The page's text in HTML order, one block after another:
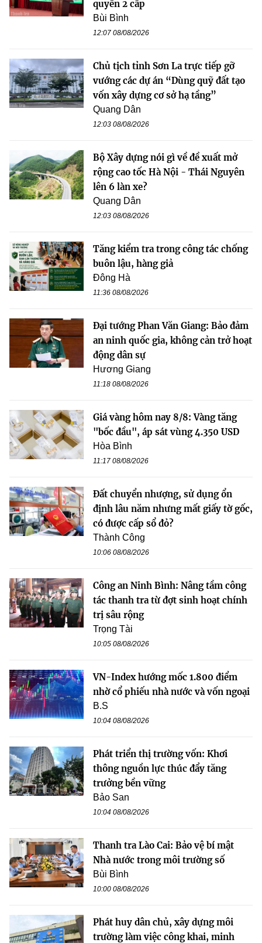
quyền 2 cấp
Bùi Bình
12:07 08/08/2026
Chủ tịch tỉnh Sơn La trực tiếp gỡ
vướng các dự án “Dùng quỹ đất tạo
vốn xây dựng cơ sở hạ tầng”
Quang Dân
12:03 08/08/2026
Bộ Xây dựng nói gì về đề xuất mở
rộng cao tốc Hà Nội - Thái Nguyên
lên 6 làn xe?
Quang Dân
12:03 08/08/2026
Tăng kiểm tra trong công tác chống
buôn lậu, hàng giả
Đông Hà
11:36 08/08/2026
Đại tướng Phan Văn Giang: Bảo đảm
an ninh quốc gia, không cản trở hoạt
động dân sự
Hương Giang
11:18 08/08/2026
Giá vàng hôm nay 8/8: Vàng tăng
"bốc đầu", áp sát vùng 4.350 USD
Hòa Bình
11:17 08/08/2026
Đất chuyển nhượng, sử dụng ổn
định lâu năm nhưng mất giấy tờ gốc,
có được cấp sổ đỏ?
Thành Công
10:06 08/08/2026
Công an Ninh Bình: Nâng tầm công
tác thanh tra từ đợt sinh hoạt chính
trị sâu rộng
Trọng Tài
10:05 08/08/2026
VN-Index hướng mốc 1.800 điểm
nhờ cổ phiếu nhà nước và vốn ngoại
B.S
10:04 08/08/2026
Phát triển thị trường vốn: Khơi
thông nguồn lực thúc đẩy tăng
trưởng bền vững
Bảo San
10:04 08/08/2026
Thanh tra Lào Cai: Bảo vệ bí mật
Nhà nước trong môi trường số
Bùi Bình
10:00 08/08/2026
Phát huy dân chủ, xây dựng môi
trường làm việc công khai, minh